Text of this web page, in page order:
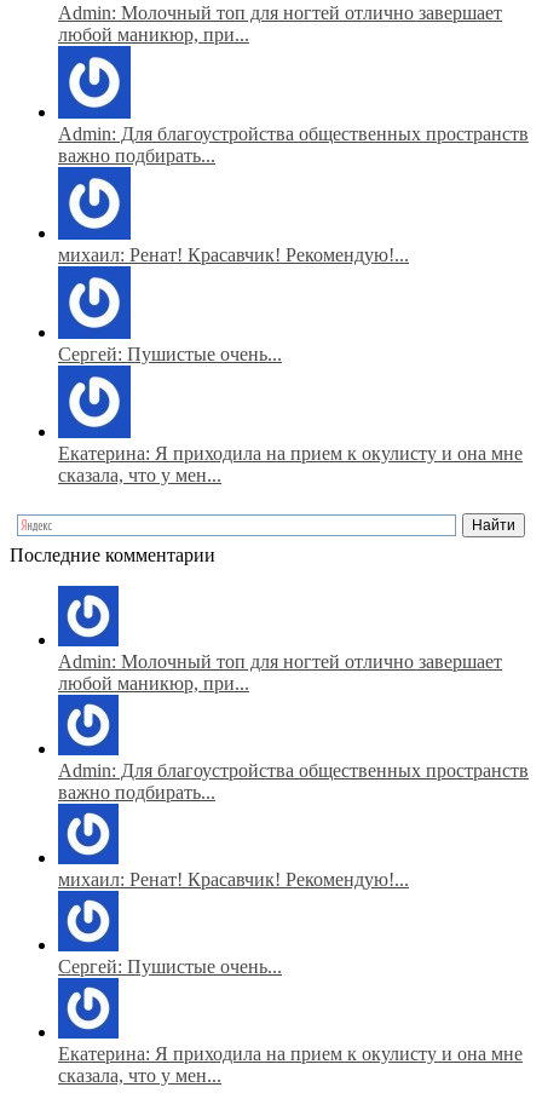
Admin: Молочный топ для ногтей отлично завершает
любой маникюр, при...
Admin: Для благоустройства общественных пространств
важно подбирать...
михаил: Ренат! Красавчик! Рекомендую!...
Сергей: Пушистые очень...
Екатерина: Я приходила на прием к окулисту и она мне
сказала, что у мен...
Последние комментарии
Admin: Молочный топ для ногтей отлично завершает
любой маникюр, при...
Admin: Для благоустройства общественных пространств
важно подбирать...
михаил: Ренат! Красавчик! Рекомендую!...
Сергей: Пушистые очень...
Екатерина: Я приходила на прием к окулисту и она мне
сказала, что у мен...